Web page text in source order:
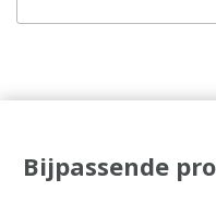
Bijpassende